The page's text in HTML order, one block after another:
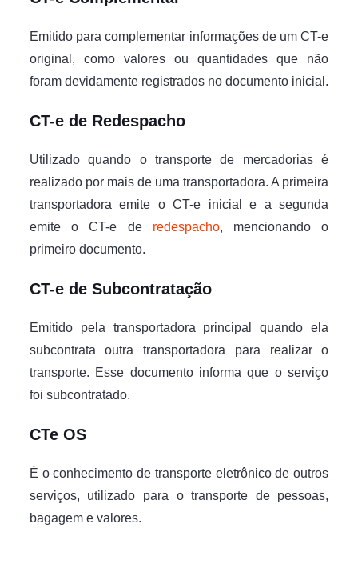
Emitido para complementar informações de um CT-e
original, como valores ou quantidades que não
foram devidamente registrados no documento inicial.
CT-e de Redespacho
Utilizado quando o transporte de mercadorias é
realizado por mais de uma transportadora. A primeira
transportadora emite o CT-e inicial e a segunda
emite o CT-e deredespacho, mencionando o
primeiro documento.
CT-e de Subcontratação
Emitido pela transportadora principal quando ela
subcontrata outra transportadora para realizar o
transporte. Esse documento informa que o serviço
foi subcontratado.
CTe OS
É o conhecimento de transporte eletrônico de outros
serviços, utilizado para o transporte de pessoas,
bagagem e valores.